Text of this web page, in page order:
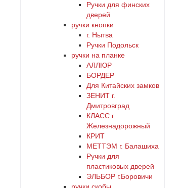
Ручки для финских
дверей
ручки кнопки
г. Нытва
Ручки Подольск
ручки на планке
АЛЛЮР
БОРДЕР
Для Китайских замков
ЗЕНИТ г.
Дмитровград
КЛАСС г.
Железнадорожный
КРИТ
МЕТТЭМ г. Балашиха
Ручки для
пластиковых дверей
ЭЛЬБОР г.Боровичи